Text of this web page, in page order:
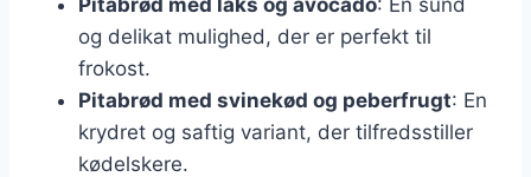
og delikat mulighed, der er perfekt til
frokost.
Pitabrød med svinekød og peberfrugt: En
krydret og saftig variant, der tilfredsstiller
kødelskere.